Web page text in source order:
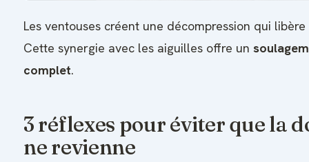
Les ventouses créent une décompression qui
Cette synergie avec les aiguilles offre un
complet.
3 réflexes pour éviter que la
ne revienne